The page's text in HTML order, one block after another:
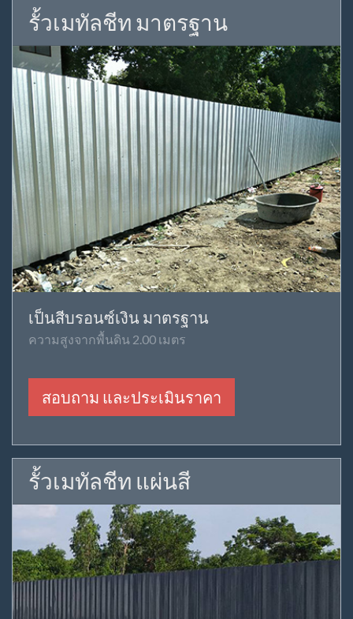
รั้วเมทัลชีท มาตรฐาน
เป็นสีบรอนซ์เงิน มาตรฐาน
ความสูงจากพื้นดิน 2.00 เมตร
สอบถาม และประเมินราคา
รั้วเมทัลชีท แผ่นสี